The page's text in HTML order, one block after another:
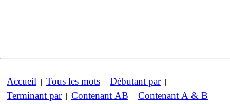
Accueil | Tous les mots | Débutant par|
Terminant par| Contenant AB | Contenant A & B |